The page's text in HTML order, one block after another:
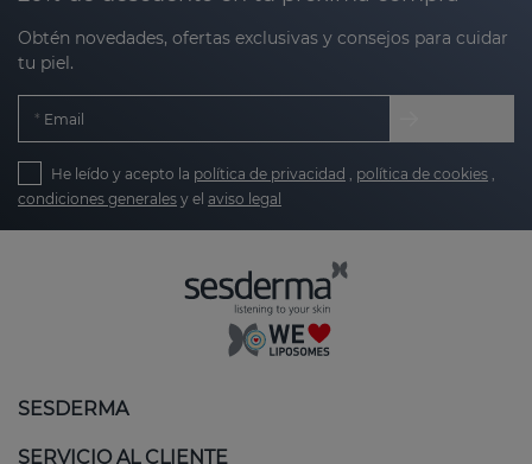
Obtén novedades, ofertas exclusivas y consejos para cuidar
tu piel.
Email
He leído y acepto la política de privacidad política de cookies
condiciones generales y el aviso legal
SESDERMA
SERVICIO AL CLIENTE